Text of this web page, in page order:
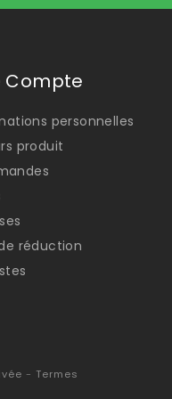
Compte
personnelles
produit
réduction
- Termes